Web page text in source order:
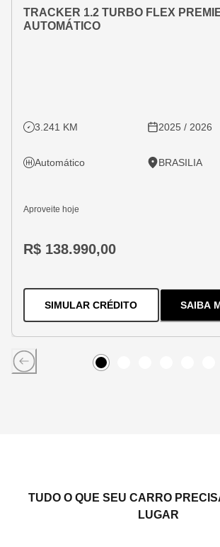
VARIANT:
TRACKER 1.2 TURBO FLEX
AUTOMÁTICO
3.241 KM 2025 / 2026
Automático BRASILIA
Aproveite hoje
R$ 138.990,00
SIMULAR CRÉDITOPARA O SAIBA
TUDO O QUE SEU CARRO
LUGAR